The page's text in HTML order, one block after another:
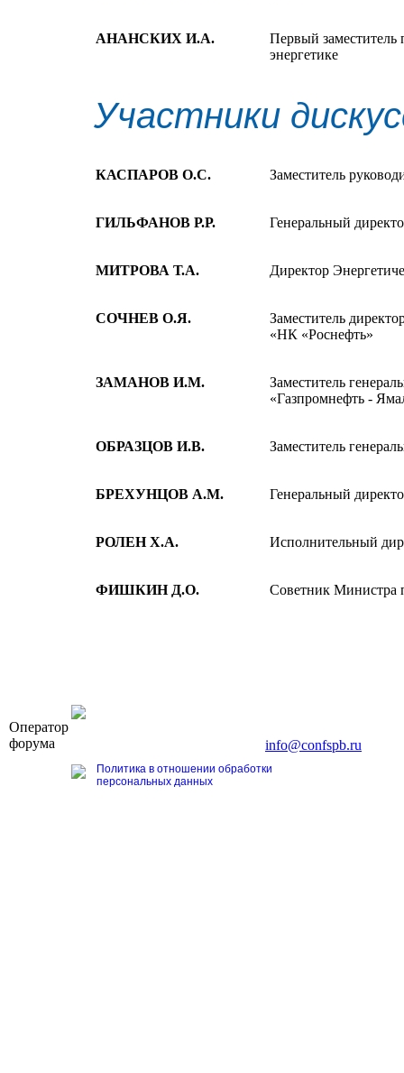
АНАНСКИХ И.А.
Первый заместитель
энергетике
Участники
КАСПАРОВ О.С. Заместитель
ГИЛЬФАНОВ Р.Р. Генеральный
МИТРОВА Т.А. Директор
СОЧНЕВ О.Я.
Заместитель
«НК «Роснефть»
ЗАМАНОВ И.М.
Заместитель
«Газпромнефть -
ОБРАЗЦОВ И.В. Заместитель
БРЕХУНЦОВ А.М. Генеральный
РОЛЕН Х.А. Исполнительный
ФИШКИН Д.О. Советник Министра
Оператор
форума
info@confspb.ru
Политика в отношении обработки
персональных данных